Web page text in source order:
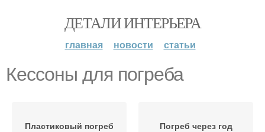
ДЕТАЛИ ИНТЕРЬЕРА
главная новости статьи
Кессоны для погреба
Пластиковый погреб Погреб через год